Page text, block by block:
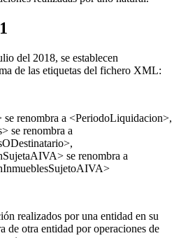
del 2018, se establecen
de las etiquetas del fichero XML:
renombra a <PeriodoLiquidacion>,
se renombra a
se renombra a
realizados por una entidad en su
de otra entidad por operaciones de